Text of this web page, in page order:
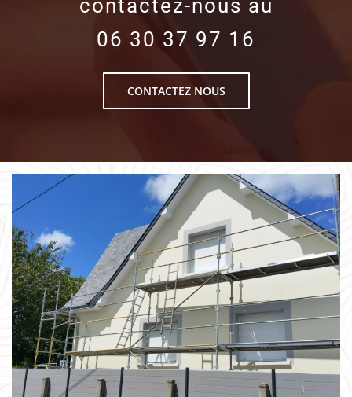
contactez-nous au
06 30 37 97 16
CONTACTEZ NOUS